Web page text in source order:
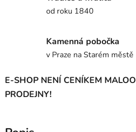
od roku 1840
Kamenná pobočka
v Praze na Starém městě
E-SHOP NENÍ CENÍKEM
PRODEJNY!